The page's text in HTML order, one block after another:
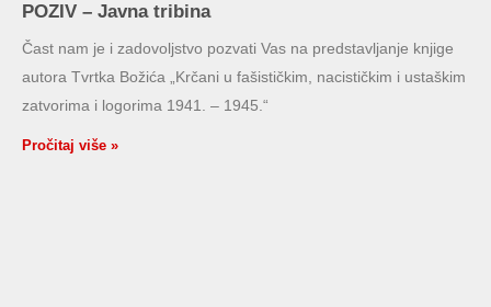
POZIV – Javna tribina
Čast nam je i zadovoljstvo pozvati Vas na predstavljanje knjige
autora Tvrtka Božića „Krčani u fašističkim, nacističkim i ustaškim
zatvorima i logorima 1941. – 1945.“
Pročitaj više »